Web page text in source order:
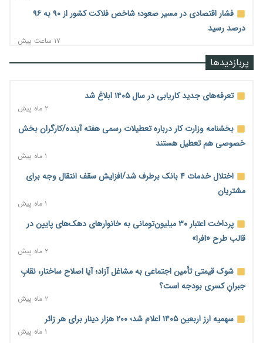
فشار اقتصادی در مسیر صعود؛ شاخص فلاکت کشور از ۹۰ به ۹۶
درصد رسید
۱۷ ساعت پیش
رشد ۷۵ هزار میلیاردی بازار خرید اعتباری؛ فین‌تک‌ها وارد میدان
۱۸ ساعت پیش
آغاز اجرای پایلوت «ردا کارت» برای دانشجویان تحصیلات تکمیلی
محدودیت تازه برای شبکه بانکی؛ افزایش سپرده قانونی با هدف
کنترل تورم
ترمز تولید خودرو کشیده شد؛ افت ۲۵ درصدی تیراژ ایران‌خودرو،
سایپا و پارس‌خودرو
بنگاه‌داری بانک‌ها؛ مانع بزرگ خانه‌دار شدن مستأجران
نماینده مجلس: توسعه مرزهای زمینی به راهبرد تأمین کالاهای
اساسی تبدیل شود
پربازدیدها
تعرفه‌های جدید کاریابی در سال ۱۴۰۵ ابلاغ شد
۲ ماه پیش
بخشنامه وزارت کار درباره تعطیلات رسمی هفته آینده/کارگران بخش
خصوصی هم تعطیل هستند
۱ ماه پیش
اختلال خدمات ۴ بانک برطرف شد/افزایش سقف انتقال وجه برای
مشتریان
۱ ماه پیش
پرداخت اعتبار ۳۰ میلیون‌تومانی به خانوارهای دهک‌های پایین در
قالب طرح «افرا»
۲ ماه پیش
شوک قیمتی تأمین اجتماعی به مشاغل آزاد؛ آیا اصلاح ساختار، نقابِ
جبرانِ کسری بودجه است؟
۲ ماه پیش
سهمیه ارز اربعین ۱۴۰۵ اعلام شد؛ ۲۰۰ هزار دینار برای هر زائر
۱ ماه پیش